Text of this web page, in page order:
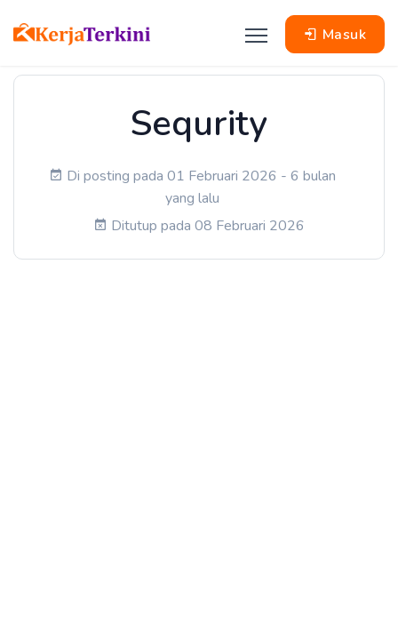
Masuk
Sequrity
Di posting pada 01 Februari 2026 - 6 bulan
yang lalu
Ditutup pada 08 Februari 2026